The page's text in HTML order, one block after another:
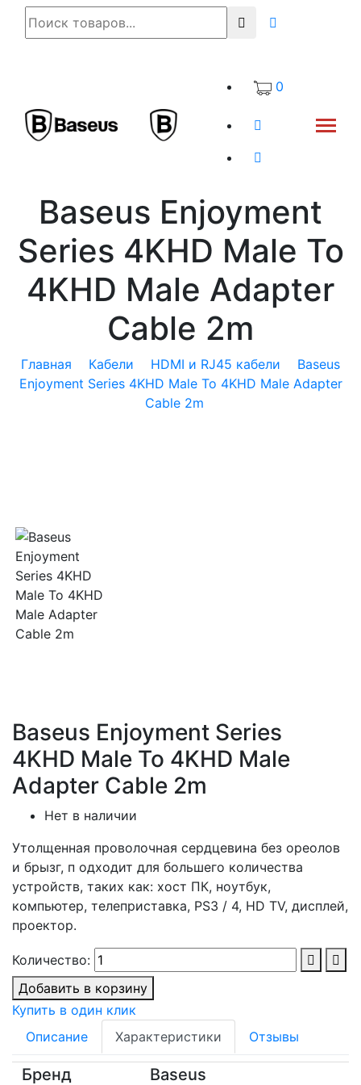
0
Baseus Enjoyment
Series 4KHD Male To
4KHD Male Adapter
Cable 2m
Главная Кабели HDMI и RJ45 кабели
Baseus
Enjoyment Series 4KHD Male To 4KHD Male Adapter
Cable 2m
Baseus Enjoyment Series
4KHD Male To 4KHD Male
Adapter Cable 2m
Нет в наличии
Утолщенная проволочная сердцевина без ореолов
и брызг, п одходит для большего количества
устройств, таких как: хост ПК, ноутбук,
компьютер, телеприставка, PS3 / 4, HD TV, дисплей,
проектор.
Количество:
Добавить в корзину
Купить в один клик
Описание
Характеристики Отзывы
Бренд Baseus